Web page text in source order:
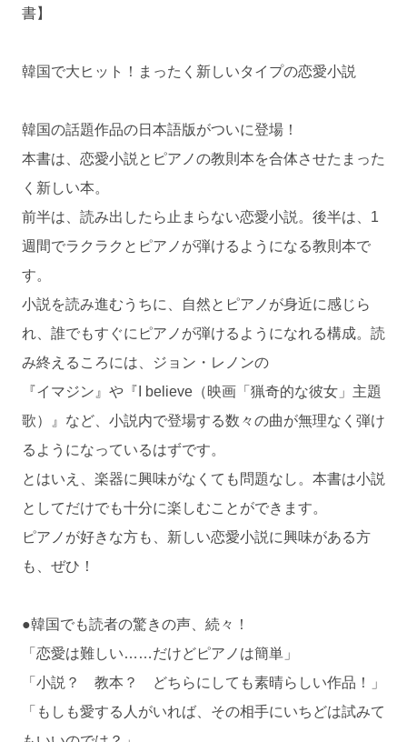
書】
韓国で大ヒット！まったく新しいタイプの恋愛小説
韓国の話題作品の日本語版がついに登場！
本書は、恋愛小説とピアノの教則本を合体させたまった
く新しい本。
前半は、読み出したら止まらない恋愛小説。後半は、1
週間でラクラクとピアノが弾けるようになる教則本で
す。
小説を読み進むうちに、自然とピアノが身近に感じら
れ、誰でもすぐにピアノが弾けるようになれる構成。読
み終えるころには、ジョン・レノンの
『イマジン』や『I believe（映画「猟奇的な彼女」主題
歌）』など、小説内で登場する数々の曲が無理なく弾け
るようになっているはずです。
とはいえ、楽器に興味がなくても問題なし。本書は小説
としてだけでも十分に楽しむことができます。
ピアノが好きな方も、新しい恋愛小説に興味がある方
も、ぜひ！
●韓国でも読者の驚きの声、続々！
「恋愛は難しい……だけどピアノは簡単」
「小説？ 教本？ どちらにしても素晴らしい作品！」
「もしも愛する人がいれば、その相手にいちどは試みて